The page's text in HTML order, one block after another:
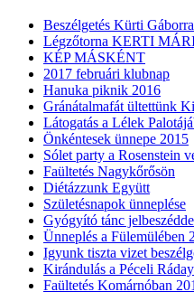
Beszélgetés Kürti
Légzőtorna KERTI
KÉP MÁSKÉNT
2017 februári klubnap
Hanuka piknik 2016
Gránátalmafát ültettünk
Látogatás a Lélek
Önkéntesek ünnepe 2015
Sólet party a Rosenstein
Faültetés Nagykőrősön
Diétázzunk Együtt
Születésnapok ünneplése
Gyógyító tánc
Ünneplés a Fülemülében
Igyunk tiszta vizet
Kirándulás a Péceli
Faültetés Komárnóban